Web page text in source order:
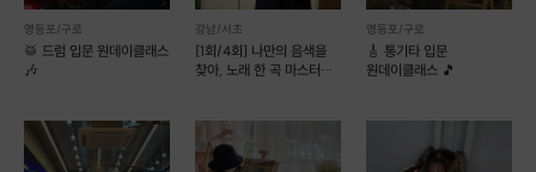
<이렇게 진행돼요>
영등포/구로
🥁 드럼 입문 원데이클래스
🎶
강남/서초
[1회/4회] 나만의 음색을
찾아, 노래 한 곡 마스터
영등포/구로
🎸 통기타 입문
원데이클래스 🎵